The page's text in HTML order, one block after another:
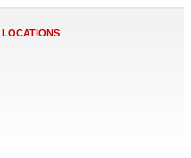
LOCATIONS